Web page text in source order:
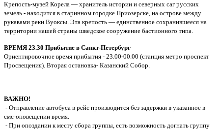
Крепость-музей Корела — хранитель истории и северных саг русских
земель - находится в старинном городке Приозерске, на острове между
рукавами реки Вуоксы. Эта крепость — единственное сохранившееся на
территории нашей страны шведское сооружение бастионного типа.
ВРЕМЯ 23.30 Прибытие в Санкт-Петербург
Ориентировочное время прибытия - 23.00-00.00 (станция метро проспект
Просвещения). Вторая остановка- Казанский Собор.
ВАЖНО!
- Отправление автобуса в рейс производится без задержки в указанное в
смс-оповещении время.
- При опоздании к месту сбора группы, есть возможность догнать группу